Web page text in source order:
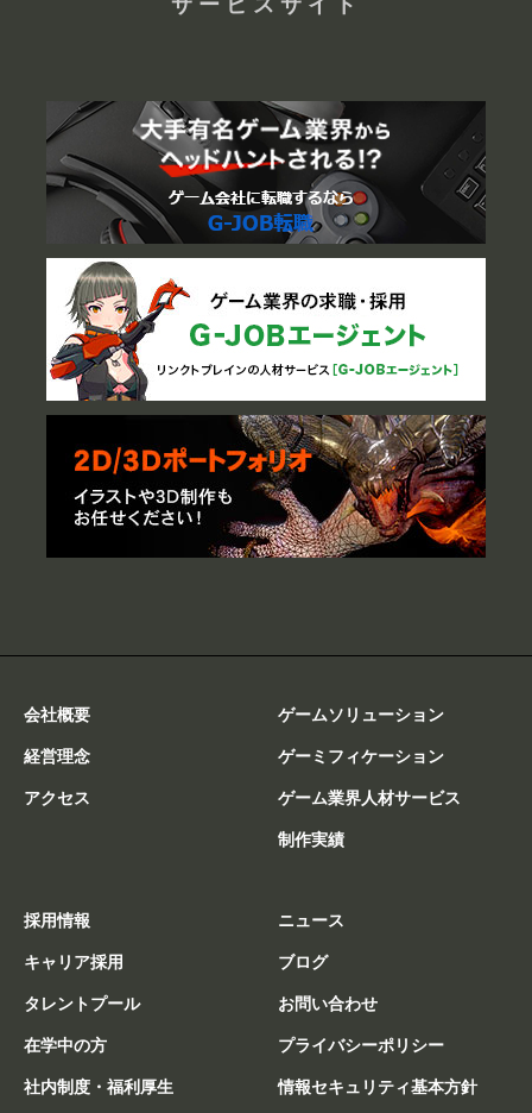
会社概要
経営理念
アクセス
ゲームソリューション
ゲーミフィケーション
ゲーム業界人材サービス
制作実績
採用情報
キャリア採用
タレントプール
在学中の方
社内制度・福利厚生
ニュース
ブログ
お問い合わせ
プライバシーポリシー
情報セキュリティ基本方針